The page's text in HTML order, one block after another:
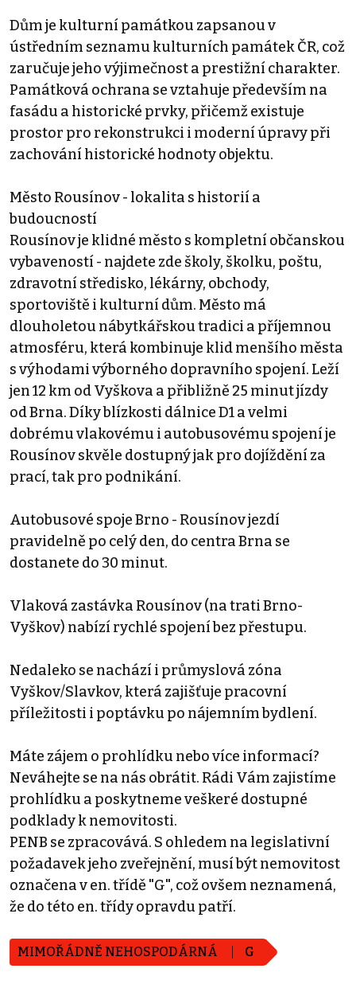
Dům je kulturní památkou zapsanou v
ústředním seznamu kulturních památek ČR, což
zaručuje jeho výjimečnost a prestižní charakter.
Památková ochrana se vztahuje především na
fasádu a historické prvky, přičemž existuje
prostor pro rekonstrukci i moderní úpravy při
zachování historické hodnoty objektu.
Město Rousínov - lokalita s historií a
budoucností
Rousínov je klidné město s kompletní občanskou
vybaveností - najdete zde školy, školku, poštu,
zdravotní středisko, lékárny, obchody,
sportoviště i kulturní dům. Město má
dlouholetou nábytkářskou tradici a příjemnou
atmosféru, která kombinuje klid menšího města
s výhodami výborného dopravního spojení. Leží
jen 12 km od Vyškova a přibližně 25 minut jízdy
od Brna. Díky blízkosti dálnice D1 a velmi
dobrému vlakovému i autobusovému spojení je
Rousínov skvěle dostupný jak pro dojíždění za
prací, tak pro podnikání.
Autobusové spoje Brno - Rousínov jezdí
pravidelně po celý den, do centra Brna se
dostanete do 30 minut.
Vlaková zastávka Rousínov (na trati Brno-
Vyškov) nabízí rychlé spojení bez přestupu.
Nedaleko se nachází i průmyslová zóna
Vyškov/Slavkov, která zajišťuje pracovní
příležitosti i poptávku po nájemním bydlení.
Máte zájem o prohlídku nebo více informací?
Neváhejte se na nás obrátit. Rádi Vám zajistíme
prohlídku a poskytneme veškeré dostupné
podklady k nemovitosti.
PENB se zpracovává. S ohledem na legislativní
požadavek jeho zveřejnění, musí být nemovitost
označena v en. třídě "G", což ovšem neznamená,
že do této en. třídy opravdu patří.
MIMOŘÁDNĚ NEHOSPODÁRNÁ G